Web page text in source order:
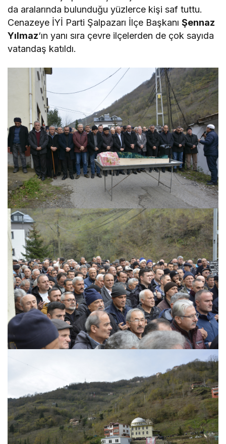
da aralarında bulunduğu yüzlerce kişi saf tuttu.
Cenazeye İYİ Parti Şalpazarı İlçe BaşkanıŞennaz
Yılmaz‘ın yanı sıra çevre ilçelerden de çok sayıda
vatandaş katıldı.